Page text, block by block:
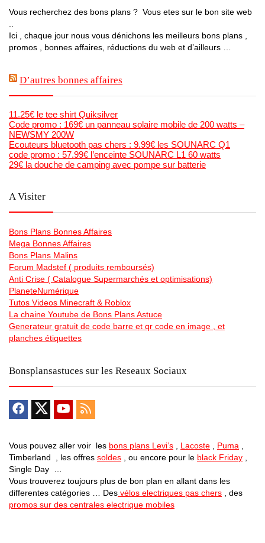
Vous recherchez des bons plans ? Vous etes sur le bon site web
Ici , chaque jour nous vous dénichons les meilleurs bons plans ,
promos , bonnes affaires, réductions du web et d’ailleurs …
D’autres bonnes affaires
11.25€ le tee shirt Quiksilver
Code promo : 169€ un panneau solaire mobile de 200 watts –
NEWSMY 200W
Ecouteurs bluetooth pas chers : 9.99€ les SOUNARC Q1
code promo : 57.99€ l’enceinte SOUNARC L1 60 watts
29€ la douche de camping avec pompe sur batterie
A Visiter
Bons Plans Bonnes Affaires
Mega Bonnes Affaires
Bons Plans Malins
Forum Madstef ( produits remboursés)
Anti Crise ( Catalogue Supermarchés et optimisations)
PlaneteNumérique
Tutos Videos Minecraft & Roblox
La chaine Youtube de Bons Plans Astuce
Generateur gratuit de code barre et qr code en image , et
planches étiquettes
Bonsplansastuces sur les Reseaux Sociaux
Vous pouvez aller voir les bons plans Levi’s Lacoste Puma
Timberland , les offres soldes , ou encore pour le black Friday
Single Day …
Vous trouverez toujours plus de bon plan en allant dans les
differentes catégories … Des vélos electriques pas chers , des
promos sur des centrales electrique mobiles